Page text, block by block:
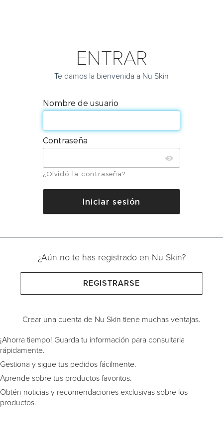
ENTRAR
Te damos la bienvenida a Nu Skin
Nombre de usuario
Contraseña
¿Olvidó la contraseña?
¿Aún no te has registrado en Nu Skin?
REGISTRARSE
Crear una cuenta de Nu Skin tiene muchas ventajas.
¡Ahorra tiempo! Guarda tu información para consultarla
rápidamente.
Gestiona y sigue tus pedidos fácilmente.
Aprende sobre tus productos favoritos.
Obtén noticias y recomendaciones exclusivas sobre los
productos.